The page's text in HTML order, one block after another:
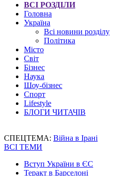
ВСІ РОЗДІЛИ
Головна
Україна
Всі новини розділу
Політика
Місто
Світ
Бізнес
Наука
Шоу-бізнес
Спорт
Lifestyle
БЛОГИ ЧИТАЧІВ
СПЕЦТЕМА: Війна в Ірані
ВСІ ТЕМИ
Вступ України в ЄС
Теракт в Барселоні